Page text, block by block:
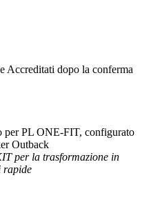
Accreditati dopo la conferma
per PL ONE-FIT, configurato
Outback
per la trasformazione in
rapide